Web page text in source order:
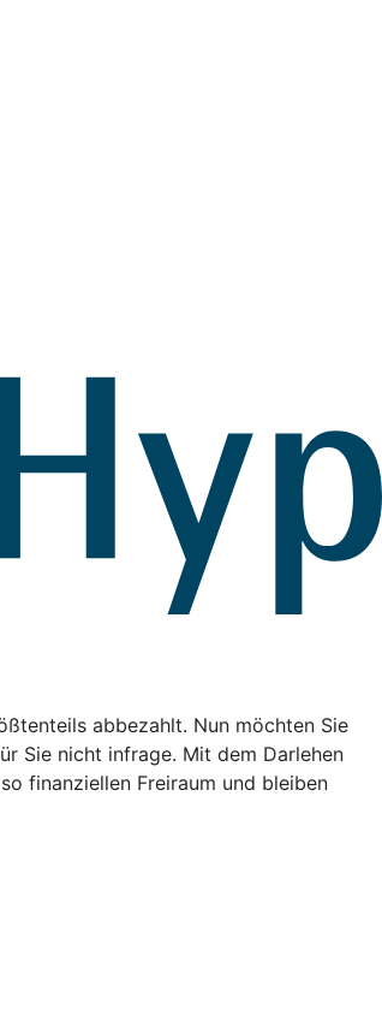
abbezahlt. Nun möchten Sie
Sie nicht infrage. Mit dem Darlehen
finanziellen Freiraum und bleiben